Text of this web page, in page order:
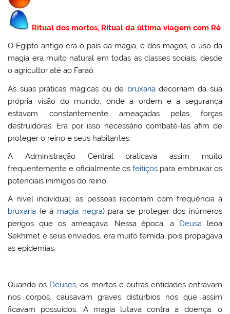
Ritual dos mortos, Ritual da última viagem com Ré
O Egipto antigo era o país da magia, e dos magos, o uso da
magia era muito natural em todas as classes sociais, desde
o agricultor até ao Faraó.
As suas práticas mágicas ou de bruxariadecorriam da sua
própria visão do mundo, onde a ordem e a segurança
estavam constantemente ameaçadas pelas forças
destruidoras. Era por isso necessário combatê-las afim de
proteger o reino e seus habitantes.
A Administração Central praticava assim muito
frequentemente e oficialmente osfeitiços para embruxar os
potenciais inimigos do reino.
A nível individual, as pessoas recorriam com frequência à
bruxaria (e à magia negra) para se proteger dos inúmeros
perigos que os ameaçava. Nessa época, a
Deusaleoa
Sekhmet e seus enviados, era muito temida, pois propagava
as epidemias.
Quando os Deuses, os mortos e outras entidades entravam
nos corpos, causavam graves distúrbios nos que assim
ficavam possuídos. A magia lutava contra a doença, o